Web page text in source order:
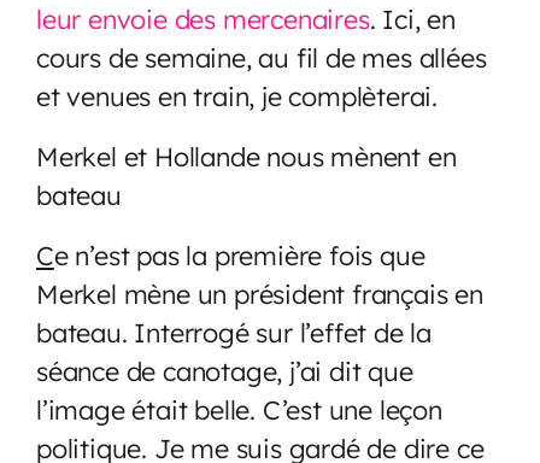
leur envoie des mercenaires. Ici, en
cours de semaine, au fil de mes allées
et venues en train, je complèterai.
Merkel et Hollande nous mènent en
bateau
Ce n’est pas la première fois que
Merkel mène un président français en
bateau. Interrogé sur l’effet de la
séance de canotage, j’ai dit que
l’image était belle. C’est une leçon
politique. Je me suis gardé de dire ce